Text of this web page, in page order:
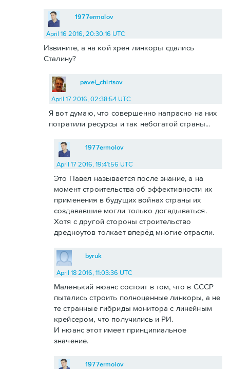
1977ermolov
April 16 2016, 20:30:16 UTC
Извините, а на кой хрен линкоры сдались
Сталину?
pavel_chirtsov
April 17 2016, 02:38:54 UTC
Я вот думаю, что совершенно напрасно на них
потратили ресурсы и так небогатой страны...
1977ermolov
April 17 2016, 19:41:56 UTC
Это Павел называется после знание, а на
момент строительства об эффективности их
применения в будущих войнах страны их
создававшие могли только догадываться.
Хотя с другой стороны строительство
дредноутов толкает вперёд многие отрасли.
byruk
April 18 2016, 11:03:36 UTC
Маленький нюанс состоит в том, что в СССР
пытались строить полноценные линкоры, а не
те странные гибриды монитора с линейным
крейсером, что получились и РИ.
И нюанс этот имеет принципиальное
значение.
1977ermolov